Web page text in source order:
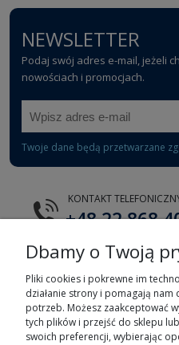
NEWSLETTER
Podaj swój adres e-mail, jeżeli
nowościach i promocjach.
Twoje dane będą przetwarzane
KONTAKT
+48 22 868
E-MAIL
Dbamy o Twoją
Pliki cookies i pokrewne im
działanie strony i pomagają
potrzeb. Możesz zaakceptować
tych plików i przejść do sklepu
swoich preferencji, wybierając